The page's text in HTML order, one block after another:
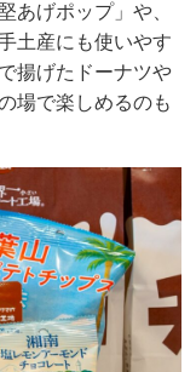
あげポップ」や、
土産にも使いやす
揚げたドーナツや
場で楽しめるのも